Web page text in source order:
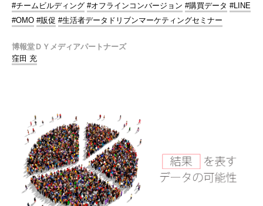
#チームビルディング #オフラインコンバージョン #購買データ #LINE
#OMO #販促 #生活者データドリブンマーケティングセミナー
博報堂ＤＹメディアパートナーズ
窪田 充